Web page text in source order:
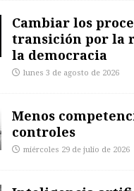
Cambiar los
transición por la
la democracia
lunes 3 de agosto de 2026
Menos
controles
miércoles 29 de julio de 2026